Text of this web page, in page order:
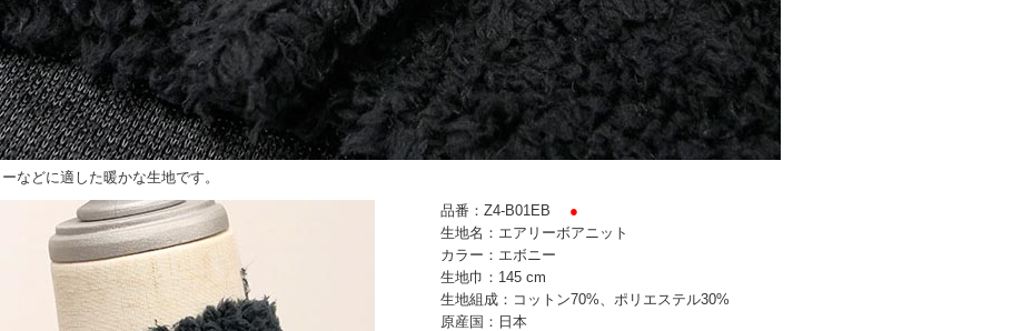
などに適した暖かな生地です。
品番：Z4-B01EB ●
生地名：エアリーボアニット
カラー：エボニー
生地巾：145 cm
生地組成：コットン70%、ポリエステル30%
原産国：日本